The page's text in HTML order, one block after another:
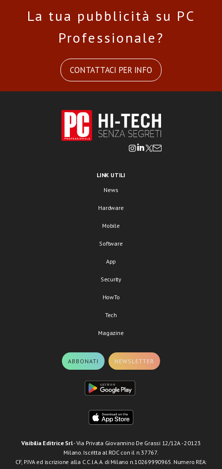
La tua pubblicità su PC
Professionale?
CONTATTACI PER INFO
LINK UTILI
News
Hardware
Mobile
Software
App
Security
HowTo
Tech
Magazine
ABBONATI NEWSLETTER
Visibilia Editrice Srl- Via Privata Giovannino De Grassi 12/12A - 20123
Milano. Iscritta al ROC con il n.37767.
CF, P.IVA ed iscrizione alla C.C.I.A.A. di Milano n.10269990965. Numero REA: